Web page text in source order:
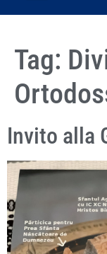
Tag:
Invito alla